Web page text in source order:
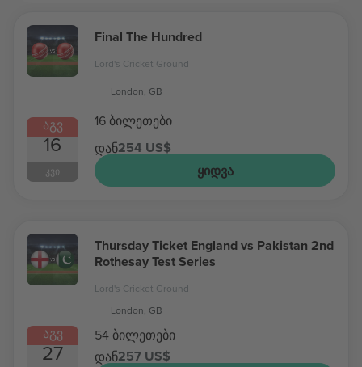
ᲐᲒᲕ
16
ᲙᲕᲘ
Final The Hundred
Lord's Cricket Ground
London, GB
16 ბილეთები
დან254 US$
ᲧᲘᲓᲕᲐ
ᲐᲒᲕ
27
Thursday Ticket England vs Pakistan 2nd
Rothesay Test Series
Lord's Cricket Ground
London, GB
54 ბილეთები
დან257 US$